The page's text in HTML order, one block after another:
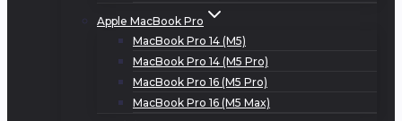
Apple MacBook Pro
MacBook Pro 14 (M5)
MacBook Pro 14 (M5 Pro)
MacBook Pro 16 (M5 Pro)
MacBook Pro 16 (M5 Max)